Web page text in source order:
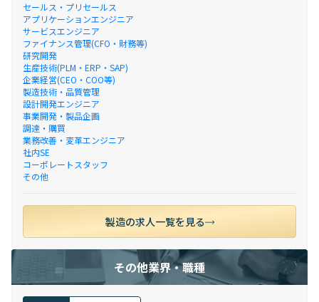
セールス・プリセールス
アプリケーションエンジニア
サービスエンジニア
ファイナンス管理(CFO・財務等)
研究開発
生産技術(PLM・ERP・SAP)
企業経営(CEO・COO等)
製造技術・品質管理
設計開発エンジニア
事業開発・製品企画
調達・購買
業務改善・変革エンジニア
社内SE
コーポレートスタッフ
その他
製造の求人一覧を見る
その他業界・職種